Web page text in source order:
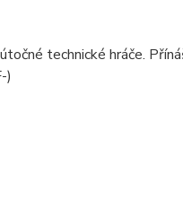
technické hráče.
)